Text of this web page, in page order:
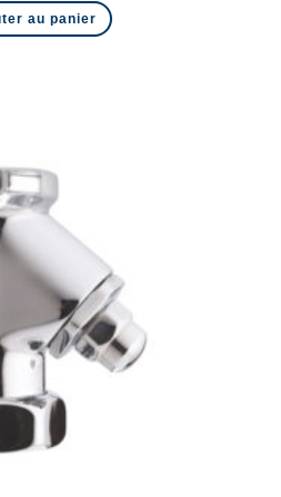
au panier